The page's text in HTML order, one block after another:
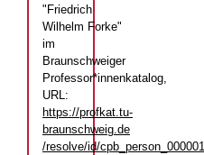
"Friedrich
Wilhelm Forke"
im
Braunschweiger
Professor*innenkatalog,
URL:
https://profkat.tu-
braunschweig.de
/resolve/id/